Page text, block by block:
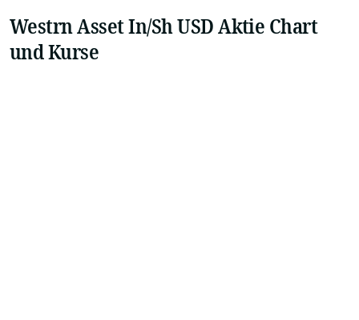
Westrn Asset In/Sh USD Aktie Chart
und Kurse